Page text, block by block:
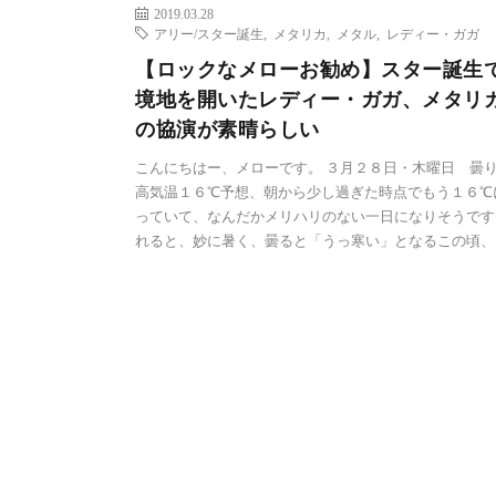
2019.03.28
アリー/スター誕生
メタリカ メタル レディー・ガガ
【ロックなメローお勧め】スター誕生
境地を開いたレディー・ガガ、メタリ
の協演が素晴らしい
こんにちはー、メローです。 ３月２８日・木曜日 曇
高気温１６℃予想、朝から少し過ぎた時点でもう１６℃
っていて、なんだかメリハリのない一日になりそうで
れると、妙に暑く、曇ると「うっ寒い」となるこの頃